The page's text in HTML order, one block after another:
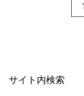
1
サイト内検索